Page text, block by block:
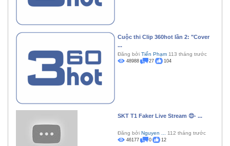
Cuộc thi Clip 360hot lần 2: "Cover
...
Đăng bởi Tiến Phạm 113 tháng trước
48988 27 104
SKT T1 Faker Live Stream 😍- ...
Đăng bởi Nguyen ... 112 tháng trước
46177 0 12